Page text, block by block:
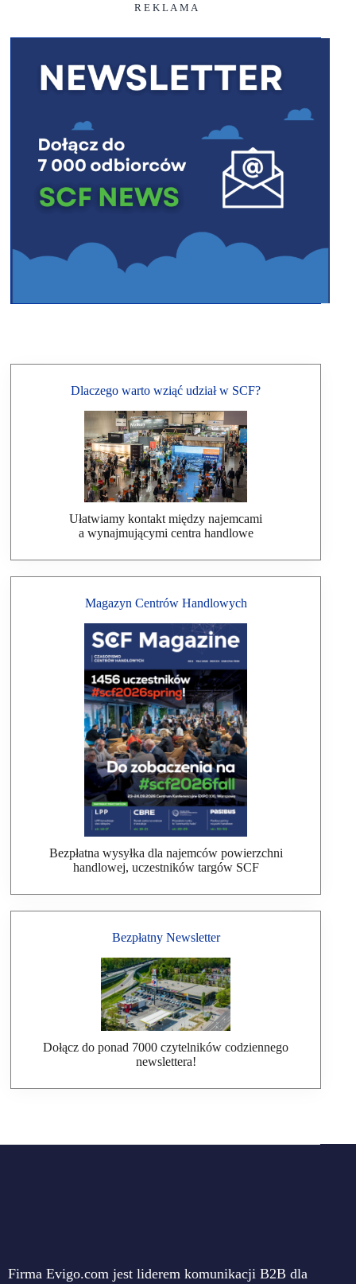
R E K L A M A
Dlaczego warto wziąć udział w SCF?
Ułatwiamy kontakt między najemcami
a wynajmującymi centra handlowe
Magazyn Centrów Handlowych
Bezpłatna wysyłka dla najemców powierzchni
handlowej, uczestników targów SCF
Bezpłatny Newsletter
Dołącz do ponad 7000 czytelników codziennego
newslettera!
Firma Evigo.com jest liderem komunikacji B2B dla